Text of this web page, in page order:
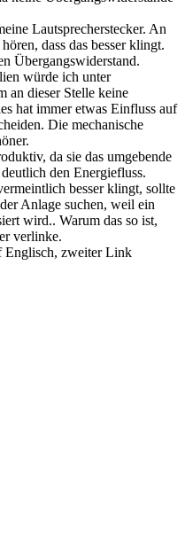
Lautsprecherstecker. An
dass das besser klingt.
Übergangswiderstand.
würde ich unter
an dieser Stelle keine
hat immer etwas Einfluss auf
Die mechanische
da sie das umgebende
den Energiefluss.
besser klingt, sollte
Anlage suchen, weil ein
wird.. Warum das so ist,
verlinke.
Englisch, zweiter Link